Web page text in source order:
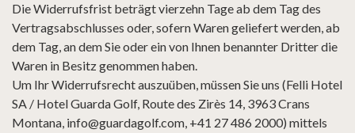
Die Widerrufsfrist beträgt vierzehn Tage ab dem Tag des
Vertragsabschlusses oder, sofern Waren geliefert werden, ab
dem Tag, an dem Sie oder ein von Ihnen benannter Dritter die
Waren in Besitz genommen haben.
Um Ihr Widerrufsrecht auszuüben, müssen Sie uns (Felli Hotel
SA / Hotel Guarda Golf, Route des Zirès 14, 3963 Crans
Montana, info@guardagolf.com, +41 27 486 2000) mittels